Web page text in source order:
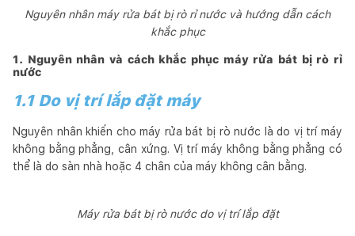
Nguyên nhân máy rửa bát bị rò rỉ nước và hướng dẫn cách
khắc phục
1. Nguyên nhân và cách khắc phục máy rửa bát bị rò rỉ
nước
1.1 Do vị trí lắp đặt máy
Nguyên nhân khiến cho máy rửa bát bị rò nước là do vị trí máy
không bằng phẳng, cân xứng. Vị trí máy không bằng phẳng có
thể là do sàn nhà hoặc 4 chân của máy không cân bằng.
Máy rửa bát bị rò nước do vị trí lắp đặt